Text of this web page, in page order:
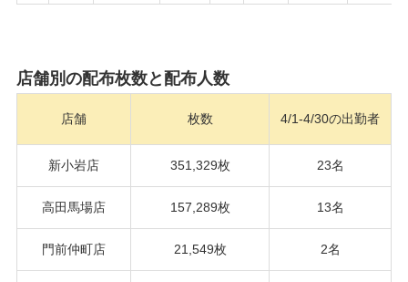
店舗別の配布枚数と配布人数
店舗 枚数 4/1-4/30の出勤者
新小岩店 351,329枚 23名
高田馬場店 157,289枚 13名
門前仲町店 21,549枚 2名